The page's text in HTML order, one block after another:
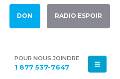
DON RADIO ESPOIR
POUR NOUS JOINDRE
1 877 537-7647